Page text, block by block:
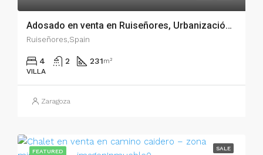
Adosado en venta en Ruiseñores, Urbanización Las Adelfas – 54799
Ruiseñores,Spain
4 2 231m²
VILLA
Zaragoza
FEATURED SALE